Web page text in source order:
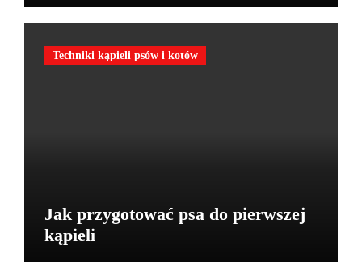
Techniki kąpieli psów i kotów
Jak przygotować psa do pierwszej
kąpieli